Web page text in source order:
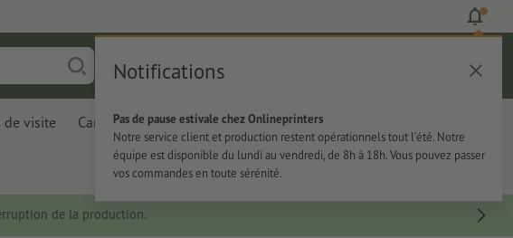
Notifications
Pas de pause estivale chez Onlineprinters
Notre service client et production restent opérationnels tout l’été. Notre
équipe est disponible du lundi au vendredi, de 8h à 18h. Vous pouvez passer
vos commandes en toute sérénité.
Panier
de visite Carterie Papeterie Autocollants
de la production.